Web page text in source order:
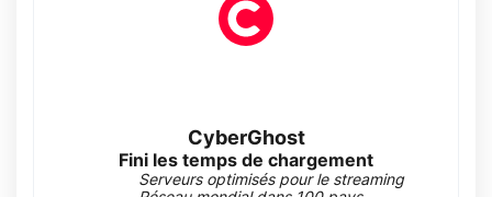
CyberGhost
Fini les temps de chargement
Serveurs optimisés pour le streaming